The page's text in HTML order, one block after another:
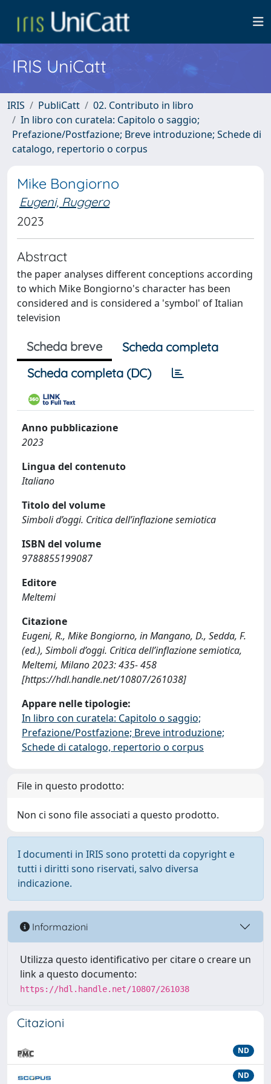
IRIS UniCatt
IRIS PubliCatt
02. Contributo in libro
In libro con curatela: Capitolo o saggio;
Prefazione/Postfazione; Breve introduzione; Schede di
catalogo, repertorio o corpus
Mike Bongiorno
Eugeni, Ruggero
2023
Abstract
the paper analyses different conceptions according
to which Mike Bongiorno's character has been
considered and is considered a 'symbol' of Italian
television
Scheda breve
Scheda completa
Scheda completa (DC)
Anno pubblicazione
2023
Lingua del contenuto
Italiano
Titolo del volume
Simboli d’oggi. Critica dell’inflazione semiotica
ISBN del volume
9788855199087
Editore
Meltemi
Citazione
Eugeni, R., Mike Bongiorno, in Mangano, D., Sedda, F.
(ed.), Simboli d’oggi. Critica dell’inflazione semiotica,
Meltemi, Milano 2023: 435- 458
[https://hdl.handle.net/10807/261038]
Appare nelle tipologie:
In libro con curatela: Capitolo o saggio;
Prefazione/Postfazione; Breve introduzione;
Schede di catalogo, repertorio o corpus
File in questo prodotto:
Non ci sono file associati a questo prodotto.
I documenti in IRIS sono protetti da copyright e
tutti i diritti sono riservati, salvo diversa
indicazione.
Informazioni
Utilizza questo identificativo per citare o creare un
link a questo documento:
https://hdl.handle.net/10807/261038
Citazioni
ND
ND